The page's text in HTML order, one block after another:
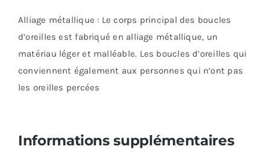
Alliage métallique : Le corps principal des boucles
d’oreilles est fabriqué en alliage métallique, un
matériau léger et malléable. Les boucles d’oreilles qui
conviennent également aux personnes qui n’ont pas
les oreilles percées
Informations supplémentaires